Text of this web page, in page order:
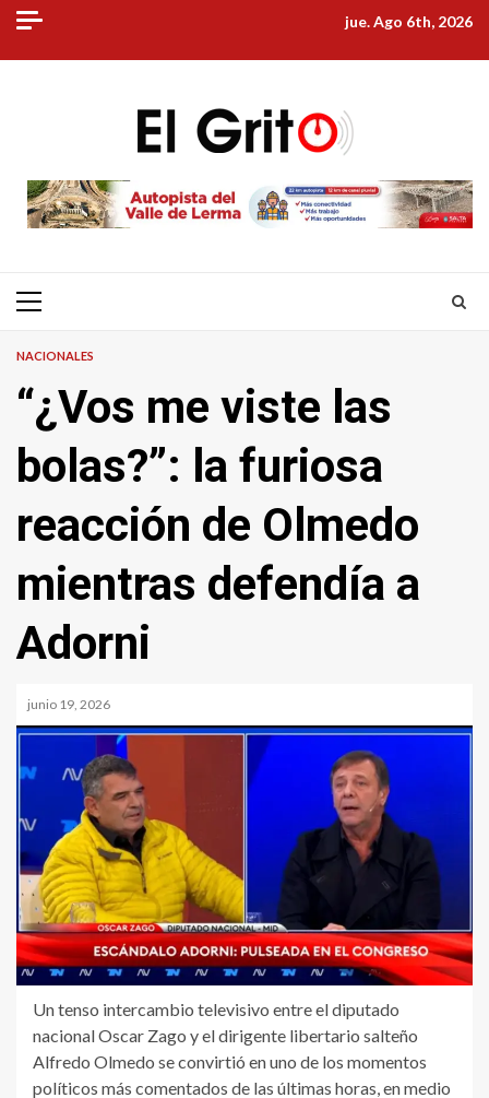
Skip
content
jue. Ago 6th, 2026
Primary
NACIONALES
“¿Vos me viste las
bolas?”: la furiosa
reacción de Olmedo
mientras defendía a
Adorni
junio 19, 2026
Un tenso intercambio televisivo entre el diputado
nacional Oscar Zago y el dirigente libertario salteño
Alfredo Olmedo se convirtió en uno de los momentos
políticos más comentados de las últimas horas, en medio